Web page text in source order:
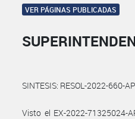
VER PÁGINAS PUBLICADAS
SINTESIS: RESOL-2022-660-
Visto el EX-2022-71325024-